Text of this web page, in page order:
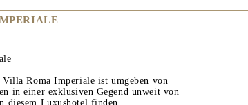
Villa Roma Imperiale ist umgeben von
in einer exklusiven Gegend unweit von
diesem Luxushotel finden...